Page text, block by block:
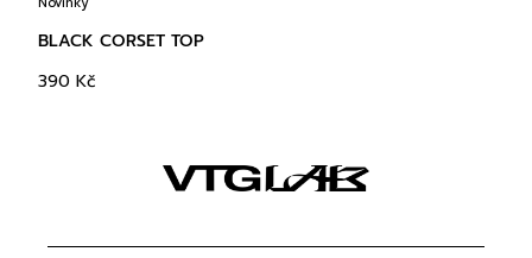
BLACK CORSET TOP
390 Kč